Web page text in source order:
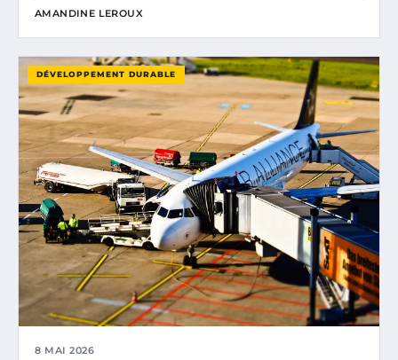
AMANDINE LEROUX
DÉVELOPPEMENT DURABLE
8 MAI 2026